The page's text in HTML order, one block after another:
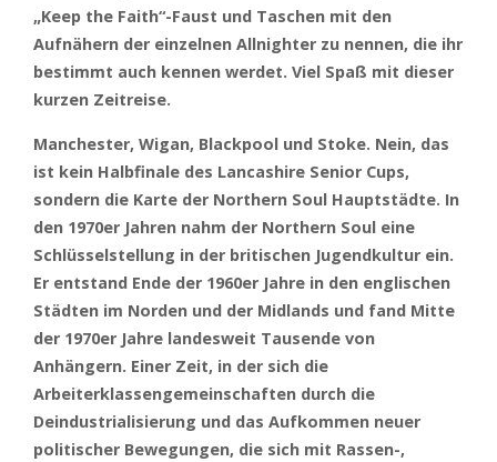
„Keep the Faith“-Faust und Taschen mit den
Aufnähern der einzelnen Allnighter zu nennen, die ihr
bestimmt auch kennen werdet. Viel Spaß mit dieser
kurzen Zeitreise.
Manchester, Wigan, Blackpool und Stoke. Nein, das
ist kein Halbfinale des Lancashire Senior Cups,
sondern die Karte der Northern Soul Hauptstädte. In
den 1970er Jahren nahm der Northern Soul eine
Schlüsselstellung in der britischen Jugendkultur ein.
Er entstand Ende der 1960er Jahre in den englischen
Städten im Norden und der Midlands und fand Mitte
der 1970er Jahre landesweit Tausende von
Anhängern. Einer Zeit, in der sich die
Arbeiterklassengemeinschaften durch die
Deindustrialisierung und das Aufkommen neuer
politischer Bewegungen, die sich mit Rassen-,